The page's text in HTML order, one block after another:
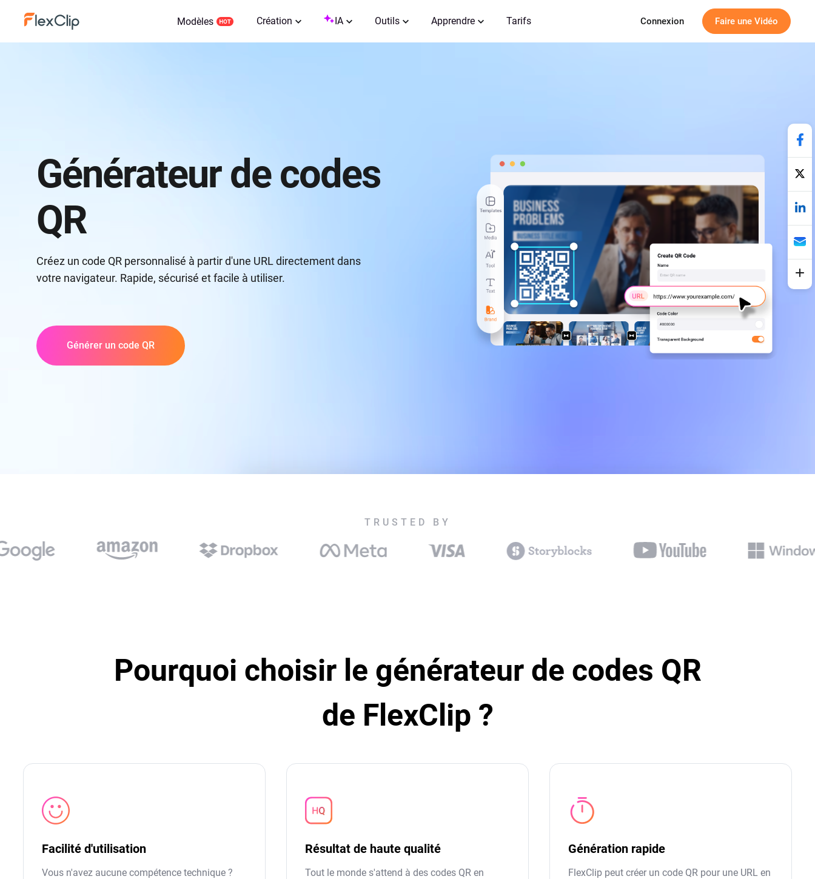
Modèles Création IA Outils Apprendre Tarifs Connexion Faire une Vidéo
Générateur de codes
QR
Créez un code QR personnalisé à partir d'une URL directement dans
votre navigateur. Rapide, sécurisé et facile à utiliser.
Générer un code QR
TRUSTED BY
Pourquoi choisir le générateur de codes QR
de FlexClip ?
Facilité d'utilisation
Vous n'avez aucune compétence technique ?
Résultat de haute qualité
Tout le monde s'attend à des codes QR en
Génération rapide
FlexClip peut créer un code QR pour une URL en